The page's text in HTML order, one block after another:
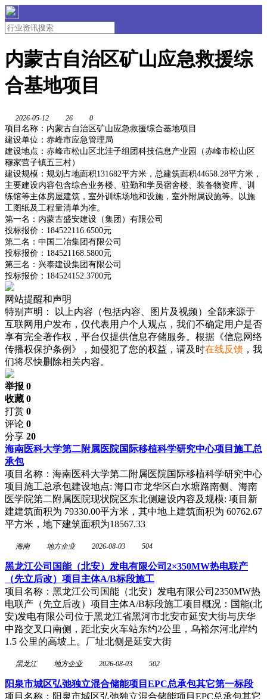
内蒙古自治区矿山应急救援综
合基地项目
2026-05-12 26 0
项目名称：内蒙古自治区矿山应急救援综合基地项目
建设单位：赤峰市应急管理局
建设地点：赤峰市松山区北洼子组团科技信息产业园（赤峰市松山区
穆家营子镇五三村）
建设规模：规划占地面积131682平方米，总建筑面积44658.28平方米，
主要建设内容包含综合业务楼、驻勤和学员宿舍楼、装备物资库、训
练馆等主体房屋建筑，室外训练场地和设施，室外附属设施等。以施
工图纸及工程量清单为准。
第一名：内蒙古盛安建设（集团）有限公司
投标报价：184522116.6500元
第二名：中国二冶集团有限公司
投标报价：184521168.5800元
第三名：兴泰建设集团有限公司
投标报价：184524152.3700元
网站提醒和声明
特别声明：
以上内容（包括内容、图片及视频）全部来源于
互联网用户发布，仅代表用户个人观点，我们不确定用户是否
享有完全著作权，平台仅提供信息存储服务。根据《信息网络
传播权保护条例》，如侵犯了您的权益，请及时在线反馈 ，我
们将尽快删除相关内容。
举报 0
收藏 0
打赏 0
评论 0
分享 20
海南医科大学第二附属医院国际移植科学研究中心项目施工总
承包
项目名称：海南医科大学第二附属医院国际移植科学研究中心
项目施工总承包建设地点: 海口市龙华区白水塘路南侧、海南
医学院第二附属医院现状院区东北侧建设内容及规模: 项目新
建建筑面积为 79330.00平方米，其中地上建筑面积为 60762.67
平方米，地下建筑面积为18567.33
海南 地方企业 2026-08-03 504
黑龙江公司国能（北安）发电有限公司2×350MW热电联产
（先立后改）项目主体A/B标段施工
项目名称：黑龙江公司国能（北安）发电有限公司2350MW热
电联产（先立后改）项目主体A/B标段施工项目概况：国能(北
安)发电有限公司位于黑龙江省黑河市北安市延安大街与庆华
中路交叉口南侧，距北安火车站东约2公里，乌裕尔河北岸约
1.5 公里的高坡上。厂址北侧是延安大街
黑龙江 地方企业 2026-08-03 502
阳泉市城区弘弛独立混合储能项目EPC总承包其它第一标段
项目名称：阳泉市城区弘弛独立混合储能项目EPC总承包其它